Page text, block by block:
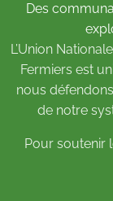
Des
L’Union
Fermiers est
nous
de notre
Pour soutenir